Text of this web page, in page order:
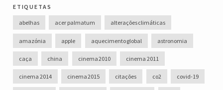
etiquetas
abelhas acer palmatum alterações climáticas
amazónia apple aquecimento global astronomia
caça china cinema 2010 cinema 2011
cinema 2014 cinema 2015 citações co2 covid-19